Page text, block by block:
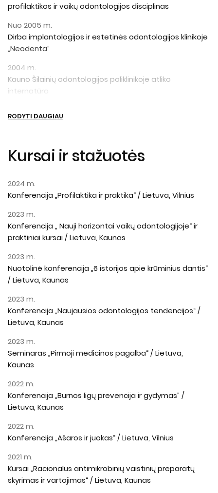
profilaktikos ir vaikų odontologijos disciplinas
Nuo 2005 m.
Dirba implantologijos ir estetinės odontologijos klinikoje
„Neodenta”
2004 m.
Kauno Šilainių odontologijos poliklinikoje atliko
internatūra
RODYTI DAUGIAU
Kursai ir stažuotės
2024 m.
Konferencija „Profilaktika ir praktika“ / Lietuva, Vilnius
2023 m.
Konferencija „ Nauji horizontai vaikų odontologijoje“ ir
praktiniai kursai / Lietuva, Kaunas
2023 m.
Nuotolinė konferencija „6 istorijos apie krūminius dantis“
/ Lietuva, Kaunas
2023 m.
Konferencija „Naujausios odontologijos tendencijos“ /
Lietuva, Kaunas
2023 m.
Seminaras „Pirmoji medicinos pagalba“ / Lietuva,
Kaunas
2022 m.
Konferencija „Burnos ligų prevencija ir gydymas” /
Lietuva, Kaunas
2022 m.
Konferencija „Ašaros ir juokas“ / Lietuva, Vilnius
2021 m.
Kursai „Racionalus antimikrobinių vaistinių preparatų
skyrimas ir vartojimas“ / Lietuva, Kaunas